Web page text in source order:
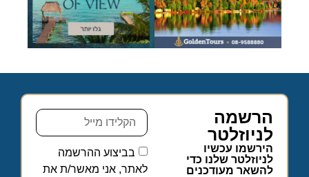
הרשמה
לניוזלטר
הירשמו עכשיו
לניוזלטר שלנו כדי
להשאר מעודכנים
בביצוע ההרשמה
לאתר, אני מאשר/ת את